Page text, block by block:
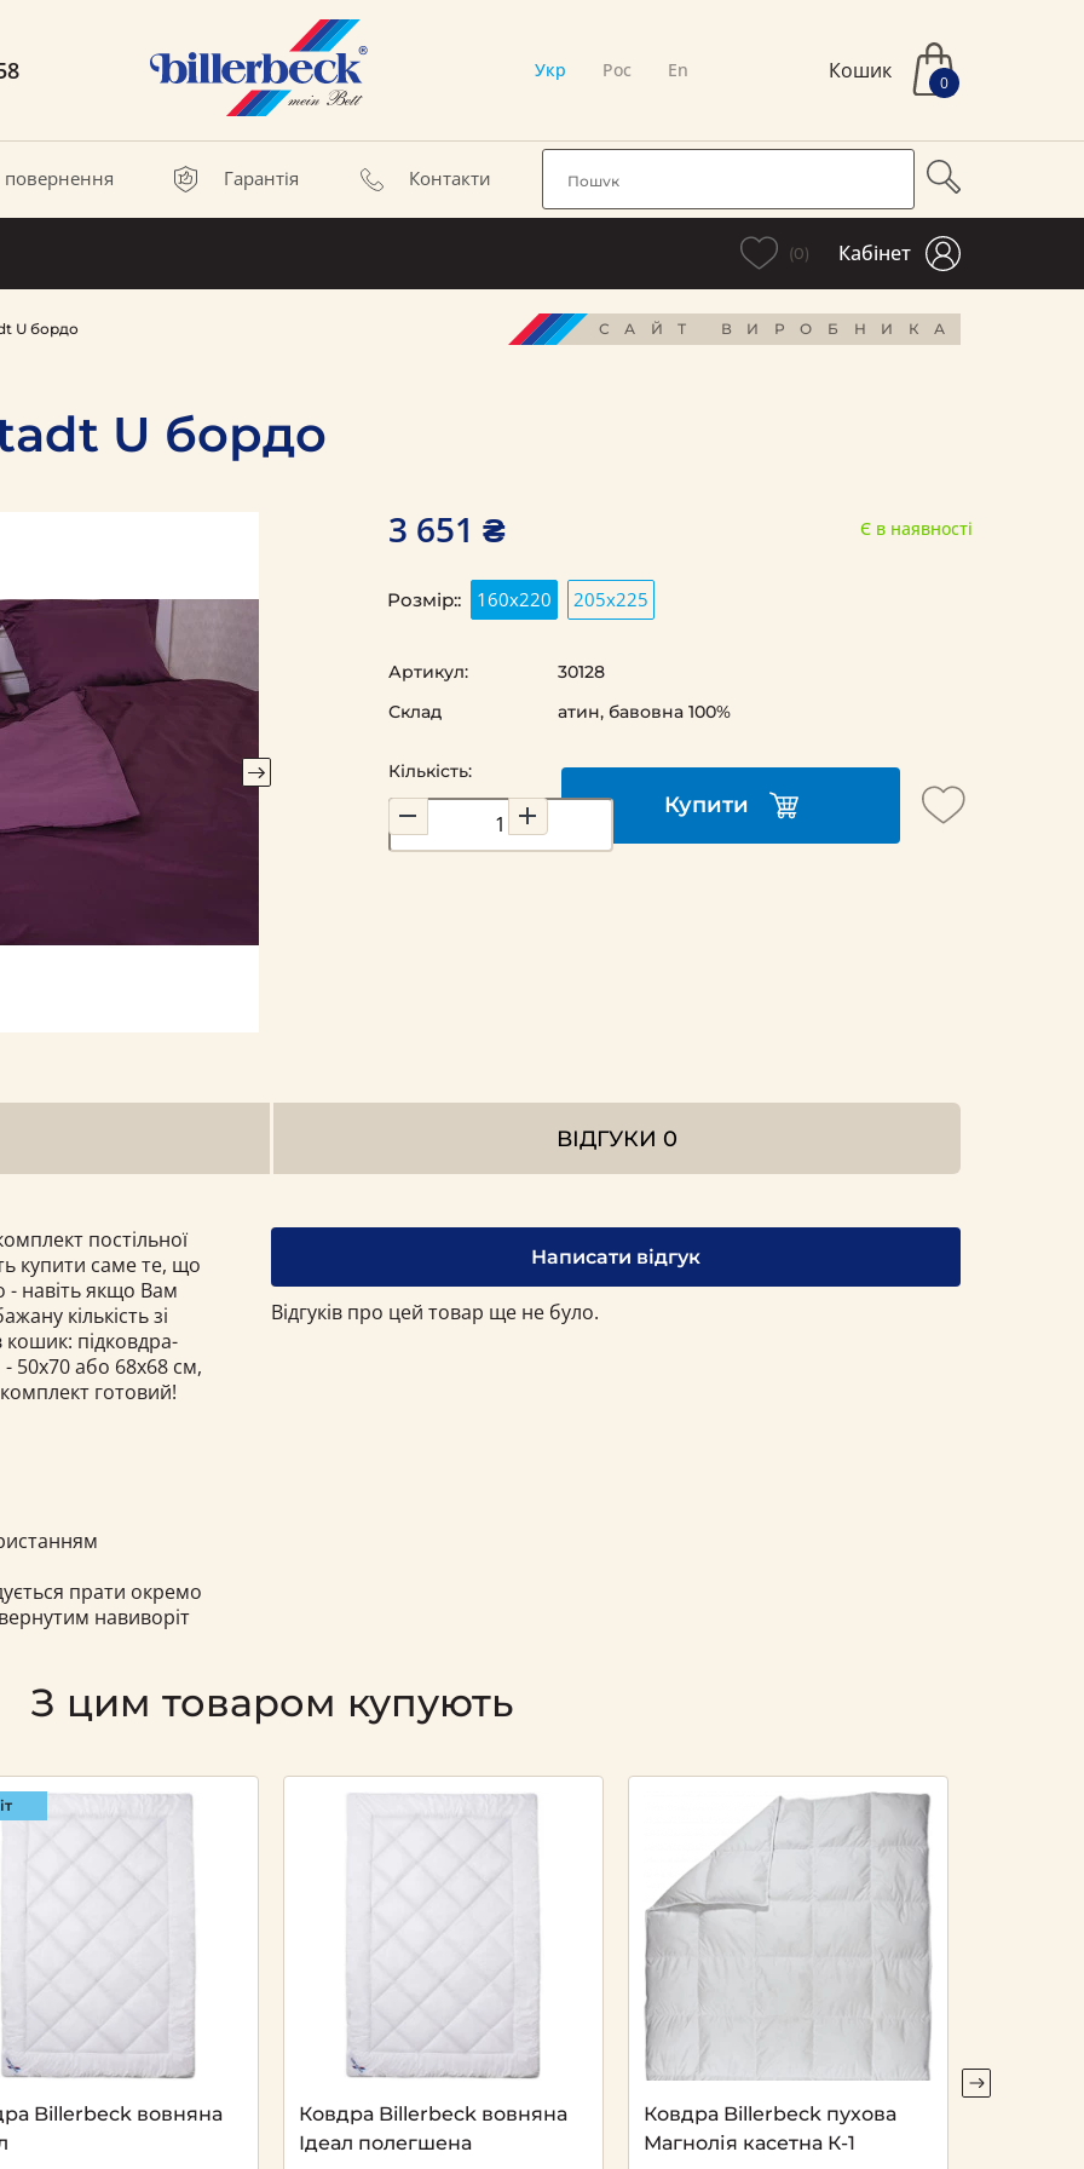
Укр Рос En Кошик 0
повернення Гарантія Контакти
(0) Кабінет
U бордо САЙТ ВИРОБНИКА
U бордо
3 651 ₴ Є в наявності
Розмір:: 160х220 205х225
Кількість:
Купити
Артикул:
30128
Склад
атин, бавовна 100%
ВІДГУКИ 0
постільної
купити саме те, що
навіть якщо Вам
кількість зі
підковдра-
50х70 або 68x68 см,
готовий!
прати окремо
навиворіт
Написати відгук
Відгуків про цей товар ще не було.
З цим товаром купують
Billerbeck вовняна
Ковдра Billerbeck вовняна
Ідеал полегшена
Ковдра Billerbeck пухова
Магнолія касетна К-1
Next